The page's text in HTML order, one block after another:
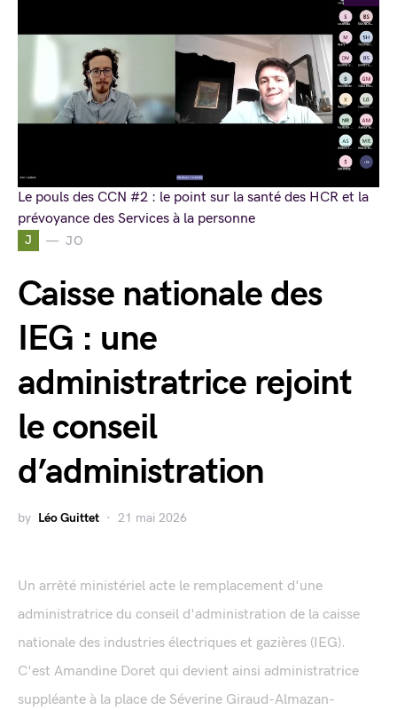
J JO
Caisse nationale des
IEG : une
administratrice rejoint
le conseil
d’administration
by Léo Guittet 21 mai 2026
Un arrêté ministériel acte le remplacement d'une
administratrice du conseil d'administration de la caisse
nationale des industries électriques et gazières (IEG).
C'est Amandine Doret qui devient ainsi administratrice
suppléante à la place de Séverine Giraud-Almazan-
Le pouls des CCN #2 : le point sur la santé des HCR et la
prévoyance des Services à la personne